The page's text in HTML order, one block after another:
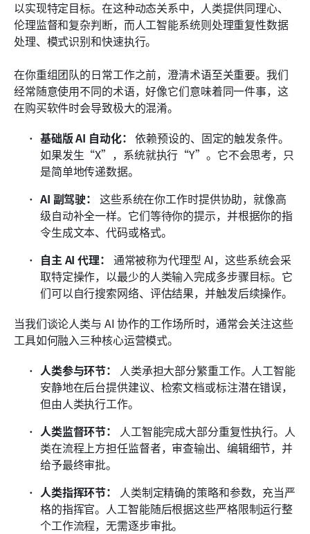
以实现特定目标。在这种动态关系中，人类提供同理心、
伦理监督和复杂判断，而人工智能系统则处理重复性数据
处理、模式识别和快速执行。
在你重组团队的日常工作之前，澄清术语至关重要。我们
经常随意使用不同的术语，好像它们意味着同一件事，这
在购买软件时会导致极大的混淆。
基础版 AI 自动化： 依赖预设的、固定的触发条件。
如果发生“X”，系统就执行“Y”。它不会思考，只
是简单地传递数据。
AI 副驾驶： 这些系统在你工作时提供协助，就像高
级自动补全一样。它们等待你的提示，并根据你的指
令生成文本、代码或格式。
自主 AI 代理： 通常被称为代理型 AI，这些系统会采
取特定操作，以最少的人类输入完成多步骤目标。它
们可以自行搜索网络、评估结果，并触发后续操作。
当我们谈论人类与 AI 协作的工作场所时，通常会关注这些
工具如何融入三种核心运营模式。
人类参与环节：
人类承担大部分繁重工作。人工智能
安静地在后台提供建议、检索文档或标注潜在错误，
但由人类执行工作。
人类监督环节：
人工智能完成大部分重复性执行。人
类在流程上方担任监督者，审查输出、编辑细节，并
给予最终审批。
人类指挥环节：
人类制定精确的策略和参数，充当严
格的指挥官。人工智能随后根据这些严格限制运行整
个工作流程，无需逐步审批。